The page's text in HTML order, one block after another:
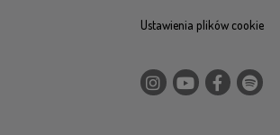
Ustawienia plików cookie